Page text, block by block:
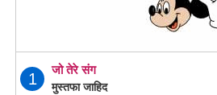
1
जो तेरे संग
मुस्तफा जाहिद